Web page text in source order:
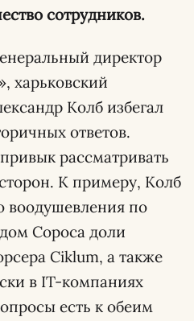
сотрудников.
директор
харьковский
Колб избегал
ответов.
рассматривать
К примеру, Колб
воодушевления по
Сороса доли
Ciklum, а также
в IT-компаниях
есть к обеим